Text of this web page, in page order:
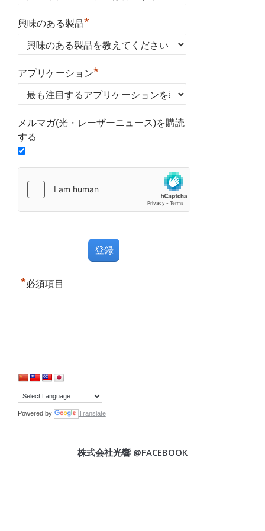
興味のある製品*
アプリケーション*
メルマガ(光・レーザーニュース)を購読
する
*必須項目
Powered by Translate
株式会社光響 @FACEBOOK